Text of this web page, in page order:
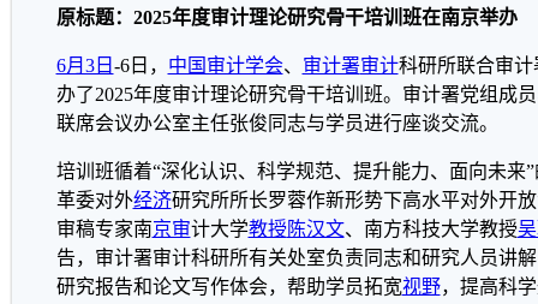
原标题：2025年度审计理论研究骨干培训班在南京举办
6月3日 -6日， 中国审计学会、 审计署审计科研所联合审
办了2025年度审计理论研究骨干培训班。审计署党组成
联席会议办公室主任张俊同志与学员进行座谈交流。
培训班循着“深化认识、科学规范、提升能力、面向未来
革委对外经济研究所所长罗蓉作新形势下高水平对外开
审稿专家南京审计大学教授陈汉文、南方科技大学教授
告，审计署审计科研所有关处室负责同志和研究人员讲
研究报告和论文写作体会，帮助学员拓宽视野，提高科